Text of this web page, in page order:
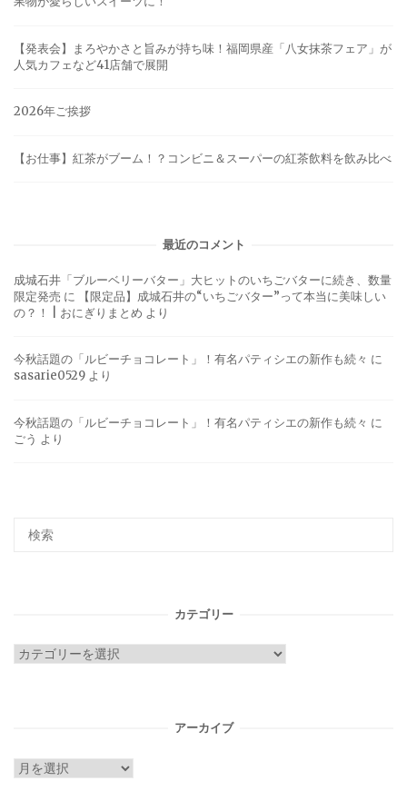
【発表会】まろやかさと旨みが持ち味！福岡県産「八女抹茶フェア」が
人気カフェなど41店舗で展開
2026年ご挨拶
【お仕事】紅茶がブーム！？コンビニ＆スーパーの紅茶飲料を飲み比べ
最近のコメント
成城石井「ブルーベリーバター」大ヒットのいちごバターに続き、数量
限定発売 に
【限定品】成城石井の“いちごバター”って本当に美味しい
の？！ | おにぎりまとめ より
今秋話題の「ルビーチョコレート」！有名パティシエの新作も続々 に
sasarie0529 より
今秋話題の「ルビーチョコレート」！有名パティシエの新作も続々 に
ごう より
カテゴリー
カ
アーカイブ
ア